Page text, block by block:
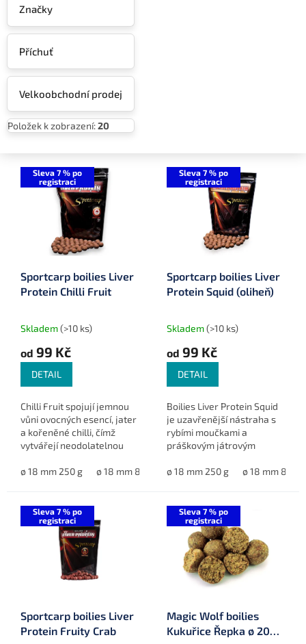
Značky
Příchuť
Velkoobchodní prodej
Položek k zobrazení:20
Sleva 7 % po
registraci
Sportcarp boilies Liver
Protein Chilli Fruit
Skladem(>10 ks)
od 99 Kč
DETAIL
Chilli Fruit spojují jemnou
vůni ovocných esencí, jater
a kořeněné chilli, čímž
vytvářejí neodolatelnou
úspěch při každém lovu.
ø 18 mm 250 g ø 18 mm 800 g ø 20 mm 800 g ø 24 mm
Sleva 7 % po
registraci
Sportcarp boilies Liver
Protein Squid (oliheň)
Skladem(>10 ks)
od 99 Kč
DETAIL
Boilies Liver Protein Squid
je uzavřenější nástraha s
rybími moučkami a
práškovým játrovým
esenci, Salmon Protein
ø 18 mm 250 g ø 18 mm 800 g
Sleva 7 % po
registraci
Sportcarp boilies Liver
Protein Fruity Crab
Sleva 7 % po
registraci
Magic Wolf boilies
Kukuřice Řepka ø 20